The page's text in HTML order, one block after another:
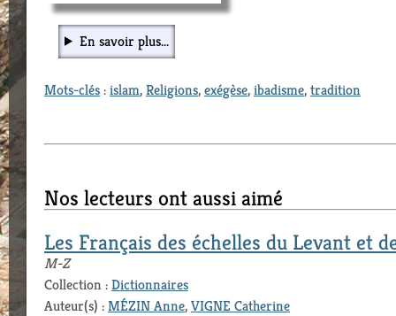
En savoir plus...
Mots-clés:islam,Religions,exégèse,ibadisme,tradition
Nos lecteurs ont aussi aimé
Les Français des échelles du Levant et
M-Z
Collection :Dictionnaires
Auteur(s) :MÉZIN Anne,VIGNE Catherine